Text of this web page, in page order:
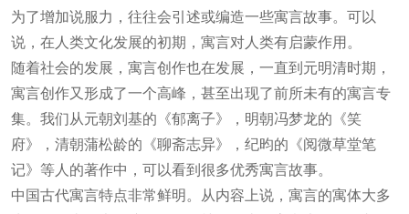
为了增加说服力，往往会引述或编造一些寓言故事。可以
说，在人类文化发展的初期，寓言对人类有启蒙作用。
随着社会的发展，寓言创作也在发展，一直到元明清时期，
寓言创作又形成了一个高峰，甚至出现了前所未有的寓言专
集。我们从元朝刘基的《郁离子》，明朝冯梦龙的《笑
府》，清朝蒲松龄的《聊斋志异》，纪昀的《阅微草堂笔
记》等人的著作中，可以看到很多优秀寓言故事。
中国古代寓言特点非常鲜明。从内容上说，寓言的寓体大多